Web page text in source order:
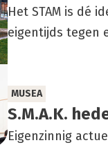
Het STAM is dé
eigentijds tegen
S.M.A.K.
Eigenzinnig
MUSEA